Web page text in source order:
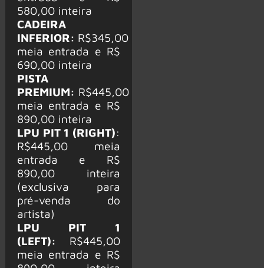
580,00 inteira
CADEIRA
INFERIOR: R$345,00
meia entrada e R$
690,00 inteira
PISTA
PREMIUM: R$445,00
meia entrada e R$
890,00 inteira
LPU PIT 1 (RIGHT):
R$445,00 meia
entrada e R$
890,00 inteira
(exclusiva para
pré-venda do
artista)
LPU PIT 1
(LEFT): R$445,00
meia entrada e R$